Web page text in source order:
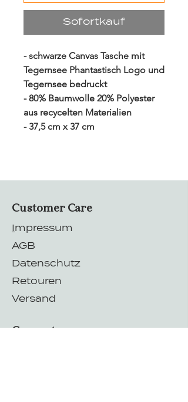
Sofortkauf
- schwarze Canvas Tasche mit
Tegernsee Phantastisch Logo und
Tegernsee bedruckt
- 80% Baumwolle 20% Polyester
aus recycelten Materialien
- 37,5 cm x 37 cm
Customer Care
mpressum
AGB
Datenschutz
Retouren
Versand
Connect